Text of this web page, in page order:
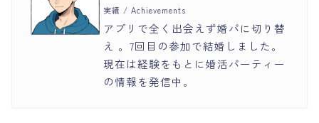
実績 / Achievements
アプリで全く出会えず婚パに切り替
え 。7回目の参加で結婚しました。
現在は経験をもとに婚活パーティー
の情報を発信中。